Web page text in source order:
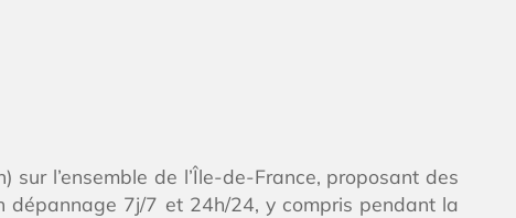
l’ensemble de l’Île-de-France, proposant des
dépannage 7j/7 et 24h/24, y compris pendant la